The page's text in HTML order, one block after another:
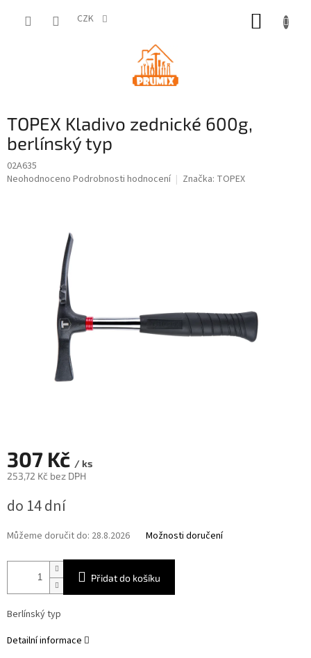
CZK
TOPEX Kladivo zednické 600g,
berlínský typ
02A635
Průměrné
Neohodnoceno Podrobnosti hodnocení Značka: TOPEX
307 Kč / ks
253,72 Kč bez DPH
cena:
do 14 dní
Můžeme doručit do: 28.8.2026 Možnosti doručení
Přidat do košíku
Berlínský typ
Detailní informace